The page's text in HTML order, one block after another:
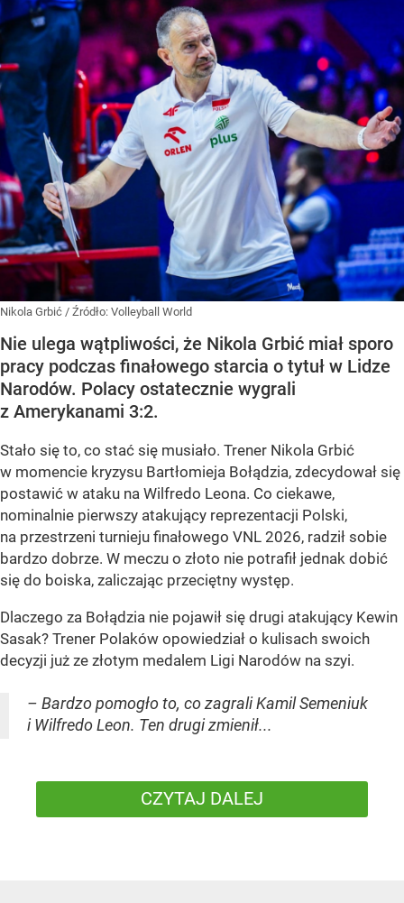
Nikola Grbić / Źródło: Volleyball World
Nie ulega wątpliwości, że Nikola Grbić miał sporo
pracy podczas finałowego starcia o tytuł w Lidze
Narodów. Polacy ostatecznie wygrali
z Amerykanami 3:2.
Stało się to, co stać się musiało. Trener Nikola Grbić
w momencie kryzysu Bartłomieja Bołądzia, zdecydował się
postawić w ataku na Wilfredo Leona. Co ciekawe,
nominalnie pierwszy atakujący reprezentacji Polski,
na przestrzeni turnieju finałowego VNL 2026, radził sobie
bardzo dobrze. W meczu o złoto nie potrafił jednak dobić
się do boiska, zaliczając przeciętny występ.
Dlaczego za Bołądzia nie pojawił się drugi atakujący Kewin
Sasak? Trener Polaków opowiedział o kulisach swoich
decyzji już ze złotym medalem Ligi Narodów na szyi.
– Bardzo pomogło to, co zagrali Kamil Semeniuk
i Wilfredo Leon. Ten drugi zmienił...
CZYTAJ DALEJ